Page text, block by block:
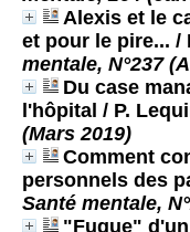
Alexis et le
et pour le pire... /
mentale, N°237
Du case
l'hôpital / P.
(Mars 2019)
Comment
personnels des
Santé mentale,
"Fugue"